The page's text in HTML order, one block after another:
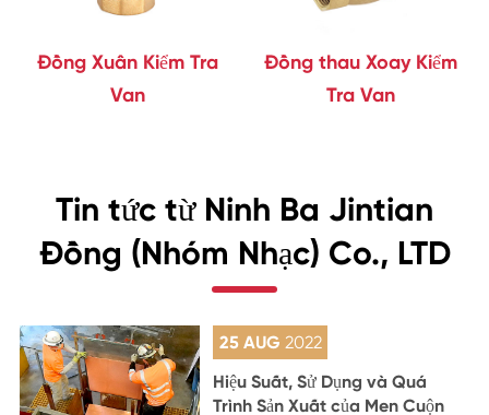
Đồng Xuân Kiểm Tra
Van
Đồng thau Xoay Kiểm
Tra Van
Tin tức từ Ninh Ba Jintian
Đồng (Nhóm Nhạc) Co., LTD
25 AUG 2022
Hiệu Suất, Sử Dụng và Quá
Trình Sản Xuất của Men Cuộn